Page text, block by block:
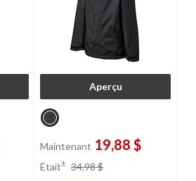
Aperçu
Maintenant 19,88 $
Était± 34,98 $